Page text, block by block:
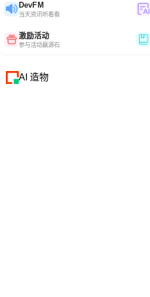
DevFM
当天资讯听着看
激励活动
参与活动赢源石
AI 造物